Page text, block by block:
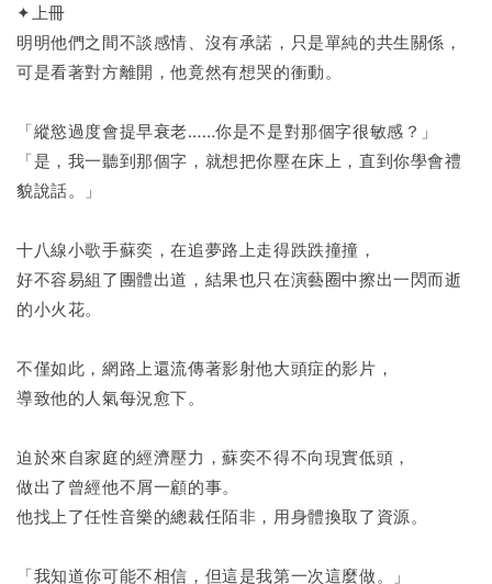
✦上冊
明明他們之間不談感情、沒有承諾，只是單純的共生關係，
可是看著對方離開，他竟然有想哭的衝動。
「縱慾過度會提早衰老……你是不是對那個字很敏感？」
「是，我一聽到那個字，就想把你壓在床上，直到你學會禮
貌說話。」
十八線小歌手蘇奕，在追夢路上走得跌跌撞撞，
好不容易組了團體出道，結果也只在演藝圈中擦出一閃而逝
的小火花。
不僅如此，網路上還流傳著影射他大頭症的影片，
導致他的人氣每況愈下。
迫於來自家庭的經濟壓力，蘇奕不得不向現實低頭，
做出了曾經他不屑一顧的事。
他找上了任性音樂的總裁任陌非，用身體換取了資源。
「我知道你可能不相信，但這是我第一次這麼做。」